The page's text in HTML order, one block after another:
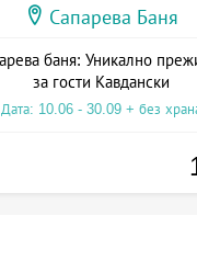
Сапарева Баня
баня: Уникално
за гости Кавдански
Дата: 10.06 - 30.09 + без